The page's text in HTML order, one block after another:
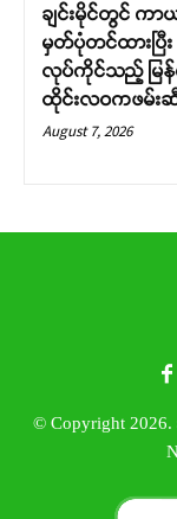
ချင်းမိုင်တွင် က
မှတ်ပုံတင်ထားပြီ
လုပ်ကိုင်သည့် မြန်
ထိုင်းလဝကဖမ်းဆီ
August 7, 2026
© Copyright